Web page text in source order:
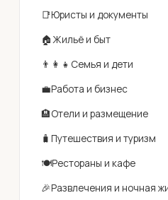
📑Юристы и документы
🏠Жильё и быт
👨‍👩‍👧 Семья и дети
💼Работа и бизнес
🏨Отели и размещение
🧳 Путешествия и туризм
🍽Рестораны и кафе
🎉Развлечения и ночная